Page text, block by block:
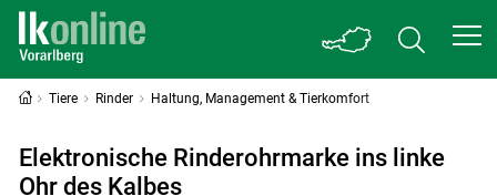
Tiere Rinder Haltung, Management & Tierkomfort
Elektronische Rinderohrmarke ins linke
Ohr des Kalbes